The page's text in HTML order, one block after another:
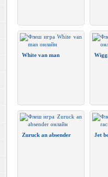
White van man
Zuruck an absender Jet